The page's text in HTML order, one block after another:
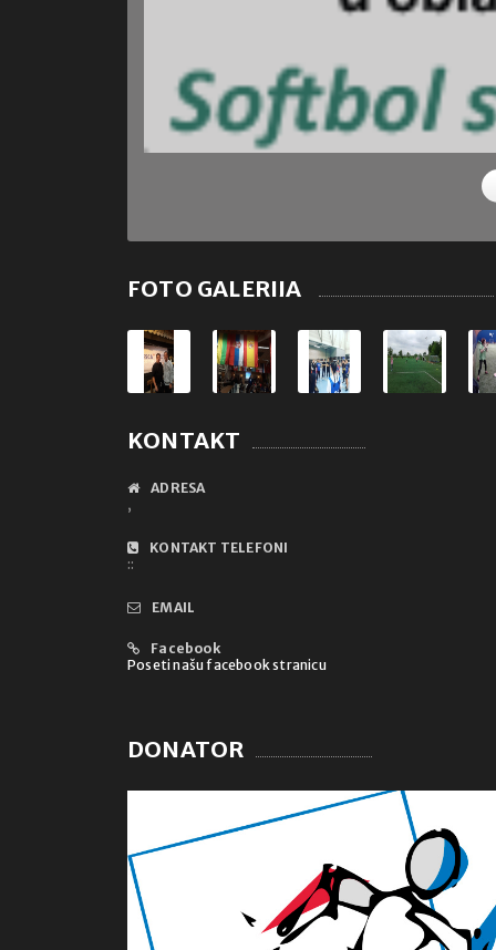
FOTO GALERIJA
KONTAKT
ADRESA
,
KONTAKT TELEFONI
::
EMAIL
Facebook
Poseti našu facebook stranicu
DONATOR